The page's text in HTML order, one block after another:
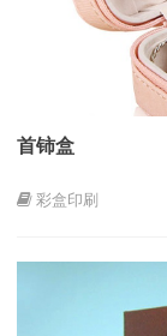
首铈盒
彩盒印刷